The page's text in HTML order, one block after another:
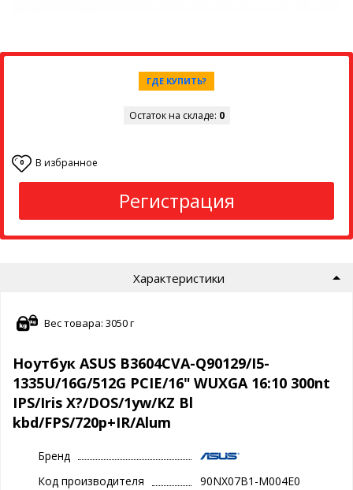
ГДЕ КУПИТЬ?
Остаток на складе: 0
0 В избранное
Регистрация
Характеристики
Вес товара: 3050 г
Ноутбук ASUS B3604CVA-Q90129/I5-
1335U/16G/512G PCIE/16" WUXGA 16:10 300nt
IPS/Iris X?/DOS/1yw/KZ Bl
kbd/FPS/720p+IR/Alum
Бренд
Код производителя
90NX07B1-M004E0